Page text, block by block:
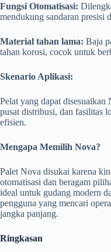
Fungsi Otomatisasi:
mendukung sandaran presisi
Material tahan lama: Baja
tahan korosi, cocok untuk
Skenario Aplikasi:
Pelat yang dapat
pusat distribusi, dan fasilitas
efisien.
Mengapa Memilih Nova?
Palet Nova disukai karena
otomatisasi dan beragam
ideal untuk gudang modern
pengguna yang mencari
jangka panjang.
Ringkasan